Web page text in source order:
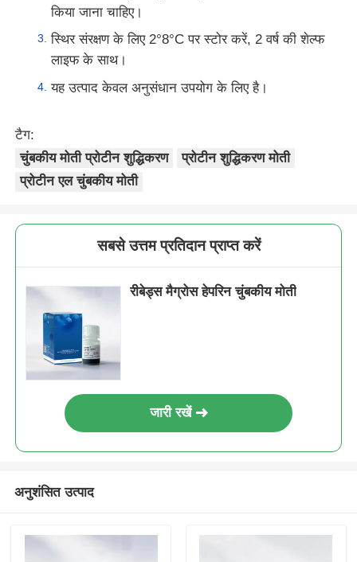
किया जाना चाहिए।
स्थिर संरक्षण के लिए 2°8°C पर स्टोर करें, 2 वर्ष की शेल्फ
लाइफ के साथ।
यह उत्पाद केवल अनुसंधान उपयोग के लिए है।
टैग:
चुंबकीय मोती प्रोटीन शुद्धिकरण
प्रोटीन शुद्धिकरण मोती
प्रोटीन एल चुंबकीय मोती
सबसे उत्तम प्रतिदान प्राप्त करें
रीबेड्स मैग्रोस हेपरिन चुंबकीय मोती
जारी रखें
अनुशंसित उत्पाद